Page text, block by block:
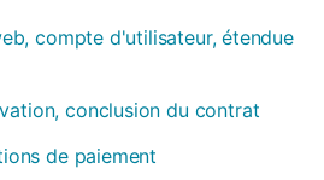
compte d'utilisateur, étendue
conclusion du contrat
de paiement